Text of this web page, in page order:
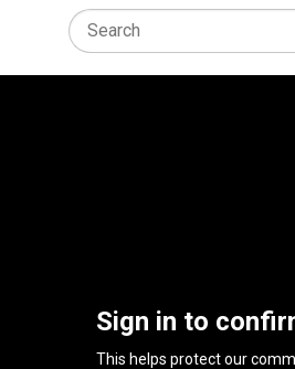
Sign in to
This helps protect our